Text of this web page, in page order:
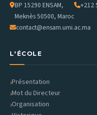
Ces mobilités
institutionnels et à
Cette organisation
et la pérennité des
Email
BP 15290 ENSAM,
Meknès 50500, Maroc
+212
contact@ensam.umi.ac.ma
L'ÉCOLE
Présentation
Mot du Directeur
Organisation